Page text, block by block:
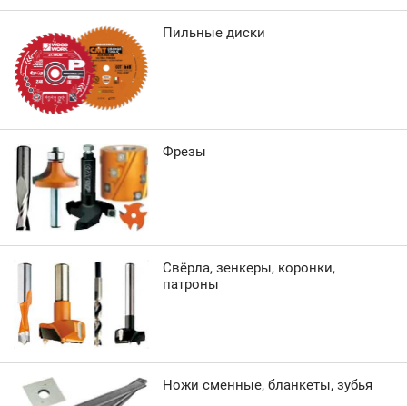
Пильные диски
Фрезы
Свёрла, зенкеры, коронки,
патроны
Ножи сменные, бланкеты, зубья